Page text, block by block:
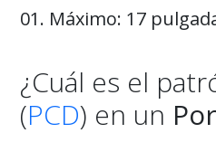
01. Máximo: 17
¿Cuál es el
(PCD) en un